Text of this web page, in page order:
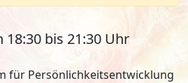
18:30 bis 21:30 Uhr
für Persönlichkeitsentwicklung